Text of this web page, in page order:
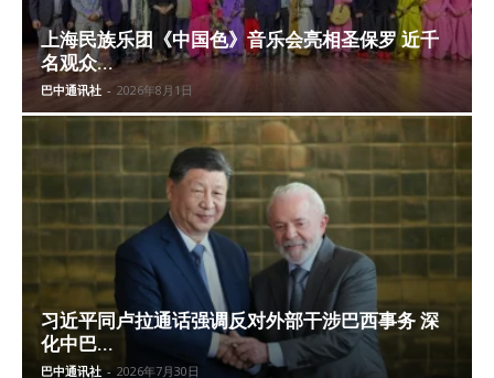
上海民族乐团《中国色》音乐会亮相圣保罗 近千
名观众...
巴中通讯社 - 2026年8月1日
习近平同卢拉通话强调反对外部干涉巴西事务 深
化中巴...
巴中通讯社 - 2026年7月30日